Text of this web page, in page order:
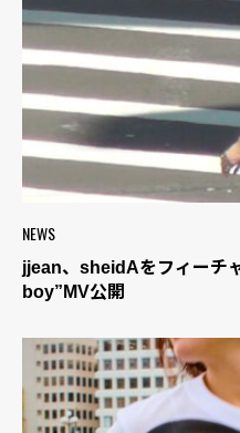
NEWS
jjean、sheidAをフィーチ
boy”MV公開